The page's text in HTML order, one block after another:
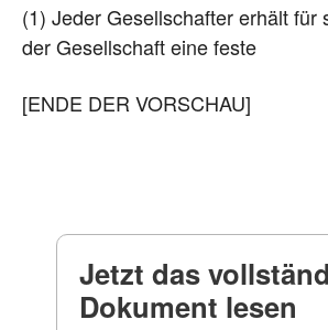
(1) Jeder Gesellschafter erhält für
der Gesellschaft eine feste
[ENDE DER VORSCHAU]
Jetzt das
Dokument lesen